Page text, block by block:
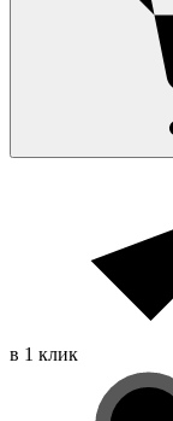
в 1 клик